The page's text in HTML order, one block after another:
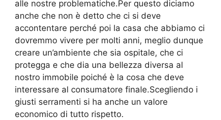
alle nostre problematiche.Per questo diciamo
anche che non è detto che ci si deve
accontentare perché poi la casa che abbiamo ci
dovremmo vivere per molti anni, meglio dunque
creare un’ambiente che sia ospitale, che ci
protegga e che dia una bellezza diversa al
nostro immobile poiché è la cosa che deve
interessare al consumatore finale.Scegliendo i
giusti serramenti si ha anche un valore
economico di tutto rispetto.